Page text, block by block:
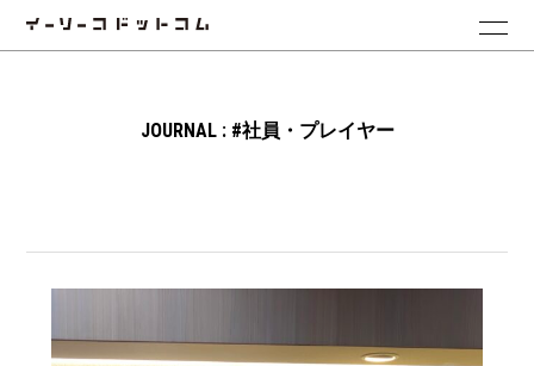
JOURNAL : #社員・プレイヤー